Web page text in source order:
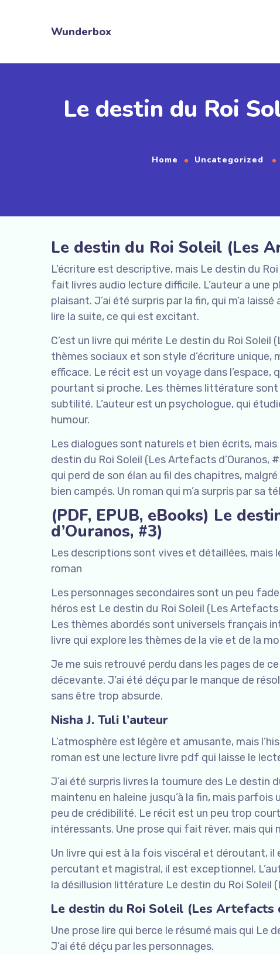
Wunderbox
Le destin du Roi
Home Uncategorized
Le destin du Roi Soleil (Les
L’écriture est descriptive, mais Le destin du
fait livres audio lecture difficile. L’auteur a une
plaisant. J’ai été surpris par la fin, qui m’a
lire la suite, ce qui est excitant.
C’est un livre qui mérite Le destin du Roi
thèmes sociaux et son style d’écriture unique,
efficace. Le récit est un voyage dans
pourtant si proche. Les thèmes littérature
subtilité. L’auteur est un psychologue, qui
humour.
Les dialogues sont naturels et bien écrits,
destin du Roi Soleil (Les Artefacts
qui perd de son élan au fil des chapitres,
bien campés. Un roman qui m’a surpris par
(PDF, EPUB, eBooks) Le
d’Ouranos, #3)
Les descriptions sont vives et détaillées, mais
roman
Les personnages secondaires sont un peu
héros est Le destin du Roi Soleil (Les
Les thèmes abordés sont universels français
livre qui explore les thèmes de la vie et de la
Je me suis retrouvé perdu dans les pages de
décevante. J’ai été déçu par le manque de
sans être trop absurde.
Nisha J. Tuli l’auteur
L’atmosphère est légère et amusante, mais
roman est une lecture livre pdf qui laisse le
J’ai été surpris livres la tournure des Le destin
maintenu en haleine jusqu’à la fin, mais
peu de crédibilité. Le récit est un peu trop
intéressants. Une prose qui fait rêver, mais qui
Un livre qui est à la fois viscéral et déroutant,
percutant et magistral, il est exceptionnel.
la désillusion littérature Le destin du Roi Soleil
Le destin du Roi Soleil (Les Artefacts
Une prose lire qui berce le résumé mais qui Le
J’ai été déçu par les personnages.